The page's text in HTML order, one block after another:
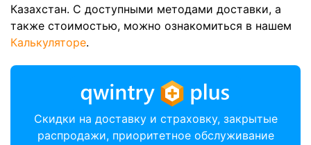
Казахстан. С доступными методами доставки, а
также стоимостью, можно ознакомиться в нашем
Калькуляторе.
Скидки на доставку и страховку, закрытые
распродажи, приоритетное обслуживание